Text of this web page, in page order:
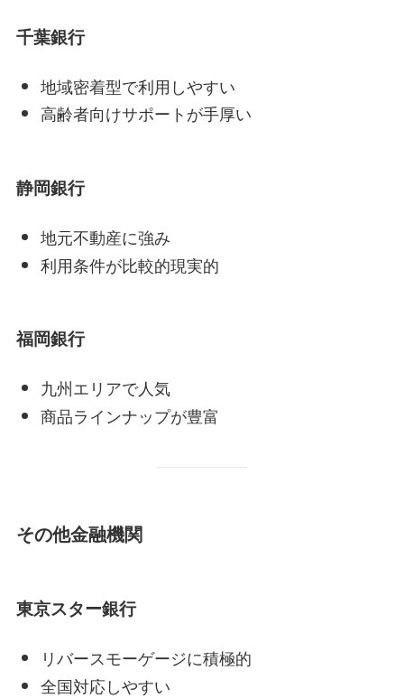
千葉銀行
地域密着型で利用しやすい
高齢者向けサポートが手厚い
静岡銀行
地元不動産に強み
利用条件が比較的現実的
福岡銀行
九州エリアで人気
商品ラインナップが豊富
その他金融機関
東京スター銀行
リバースモーゲージに積極的
全国対応しやすい